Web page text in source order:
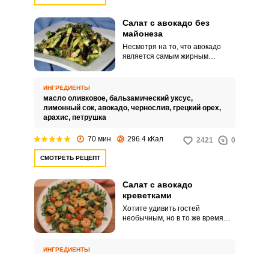
Салат с авокадо без
майонеза
Несмотря на то, что авокадо
является самым жирным
вкус, что дает возможность
использовать его во множестве
рецептов салатов, бутербродов
ИНГРЕДИЕНТЫ
масло оливковое, бальзамический уксус,
лимонный сок, авокадо, чернослив, грецкий орех,
арахис, петрушка
70 мин 296.4 кКал 2421 0
СМОТРЕТЬ РЕЦЕПТ
Салат с авокадо
креветками
Хотите удивить гостей
необычным, но в то же время
ИНГРЕДИЕНТЫ